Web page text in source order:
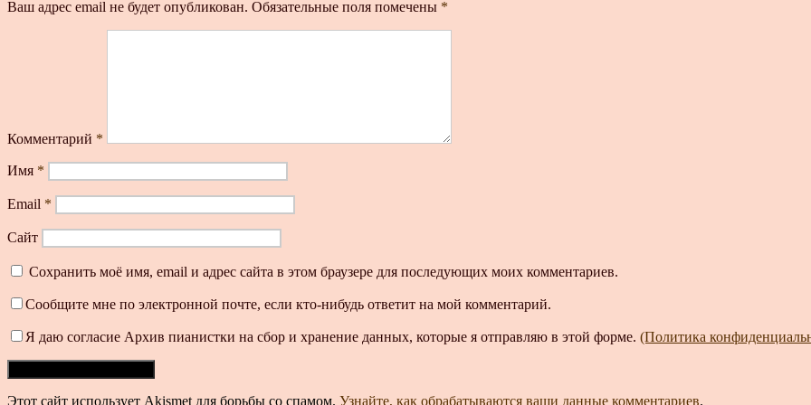
Ваш адрес email не будет опубликован. Обязательные поля помечены *
Комментарий *
Имя *
Email *
Сайт
Сохранить моё имя, email и адрес сайта в этом браузере для последующих моих комментариев.
Сообщите мне по электронной почте, если кто-нибудь ответит на мой комментарий.
Я даю согласие Архив пианистки на сбор и хранение данных, которые я отправляю в этой форме. (Политика
Этот сайт использует Akismet для борьбы со спамом. Узнайте, как обрабатываются ваши данные комментариев.